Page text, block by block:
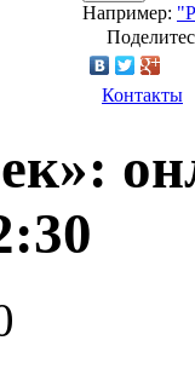
Например:
Контакты